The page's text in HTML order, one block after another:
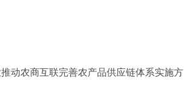
动农商互联完善农产品供应链体系实施方